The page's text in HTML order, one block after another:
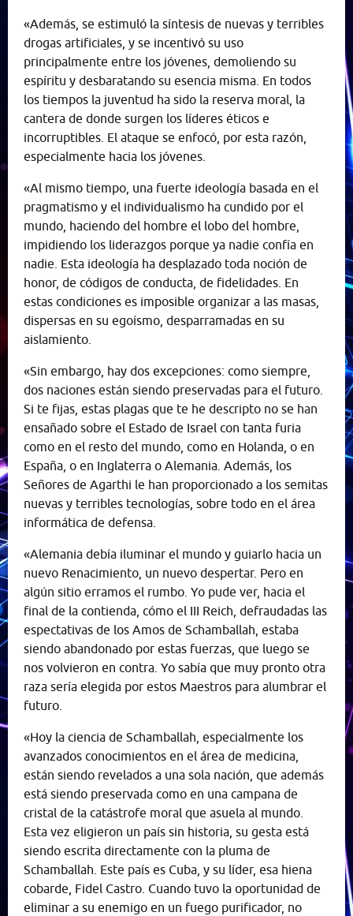
«Además, se estimuló la síntesis de nuevas y terribles
drogas artificiales, y se incentivó su uso
principalmente entre los jóvenes, demoliendo su
espíritu y desbaratando su esencia misma. En todos
los tiempos la juventud ha sido la reserva moral, la
cantera de donde surgen los líderes éticos e
incorruptibles. El ataque se enfocó, por esta razón,
especialmente hacia los jóvenes.
«Al mismo tiempo, una fuerte ideología basada en el
pragmatismo y el individualismo ha cundido por el
mundo, haciendo del hombre el lobo del hombre,
impidiendo los liderazgos porque ya nadie confía en
nadie. Esta ideología ha desplazado toda noción de
honor, de códigos de conducta, de fidelidades. En
estas condiciones es imposible organizar a las masas,
dispersas en su egoísmo, desparramadas en su
aislamiento.
«Sin embargo, hay dos excepciones: como siempre,
dos naciones están siendo preservadas para el futuro.
Si te fijas, estas plagas que te he descripto no se han
ensañado sobre el Estado de Israel con tanta furia
como en el resto del mundo, como en Holanda, o en
España, o en Inglaterra o Alemania. Además, los
Señores de Agarthi le han proporcionado a los semitas
nuevas y terribles tecnologías, sobre todo en el área
informática de defensa.
«Alemania debía iluminar el mundo y guiarlo hacia un
nuevo Renacimiento, un nuevo despertar. Pero en
algún sitio erramos el rumbo. Yo pude ver, hacia el
final de la contienda, cómo el III Reich, defraudadas las
espectativas de los Amos de Schamballah, estaba
siendo abandonado por estas fuerzas, que luego se
nos volvieron en contra. Yo sabía que muy pronto otra
raza sería elegida por estos Maestros para alumbrar el
futuro.
«Hoy la ciencia de Schamballah, especialmente los
avanzados conocimientos en el área de medicina,
están siendo revelados a una sola nación, que además
está siendo preservada como en una campana de
cristal de la catástrofe moral que asuela al mundo.
Esta vez eligieron un país sin historia, su gesta está
siendo escrita directamente con la pluma de
Schamballah. Este país es Cuba, y su líder, esa hiena
cobarde, Fidel Castro. Cuando tuvo la oportunidad de
eliminar a su enemigo en un fuego purificador, no